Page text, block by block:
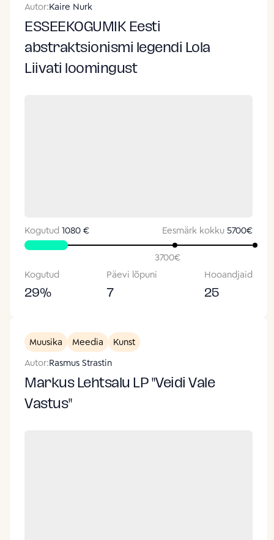
Autor:Kaire Nurk
ESSEEKOGUMIK Eesti
abstraktsionismi legendi Lola
Liivati loomingust
Kogutud 1080 € Eesmärk kokku 5700€
3700€
Kogutud
29%
Päevi lõpuni
7
Hooandjaid
25
Muusika Meedia
Kunst
Autor:Rasmus Strastin
Markus Lehtsalu LP "Veidi Vale
Vastus"